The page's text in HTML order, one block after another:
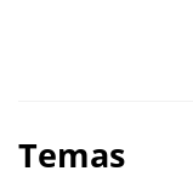
Temas